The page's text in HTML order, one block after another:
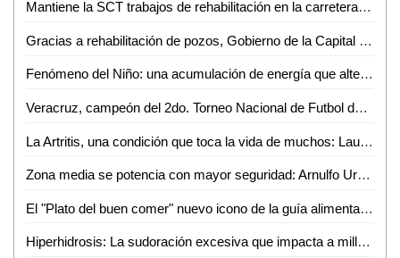
Mantiene la SCT trabajos de rehabilitación en la carretera 57 durante una semana más
Gracias a rehabilitación de pozos, Gobierno de la Capital e Interapas eficientizan el llenado de pipas de agua
Fenómeno del Niño: una acumulación de energía que altera la atmósfera, según Mauricio López
Veracruz, campeón del 2do. Torneo Nacional de Futbol de Talla Baja, organizado por el DIF de San Luis Capital
La Artritis, una condición que toca la vida de muchos: Laura Sierra
Zona media se potencia con mayor seguridad: Arnulfo Urbiola
El "Plato del buen comer" nuevo icono de la guía alimentaria 2023
Hiperhidrosis: La sudoración excesiva que impacta a millones